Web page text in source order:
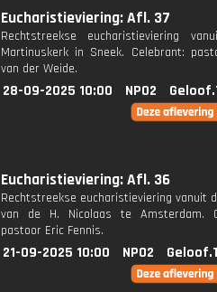
Eucharistieviering: Afl. 37
Rechtstreekse eucharistieviering
Martinuskerk in Sneek. Celebrant:
van der Weide.
28-09-2025 10:00 NPO2
Eucharistieviering: Afl. 36
Rechtstreekse eucharistieviering vanuit
van de H. Nicolaas te Amsterdam.
pastoor Eric Fennis.
21-09-2025 10:00 NPO2